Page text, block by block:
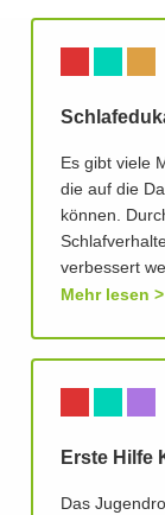
Es gibt viele
die auf die
können.
verbessert
Mehr lesen
Erste Hilfe
Das